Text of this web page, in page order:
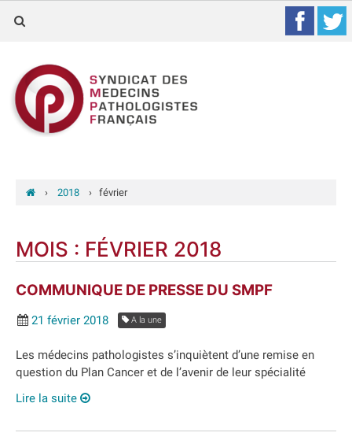
› 2018 › février
MOIS : FÉVRIER 2018
COMMUNIQUE DE PRESSE DU SMPF
21 février 2018 A la une
Les médecins pathologistes s’inquiètent d’une remise en
question du Plan Cancer et de l’avenir de leur spécialité
Lire la suite